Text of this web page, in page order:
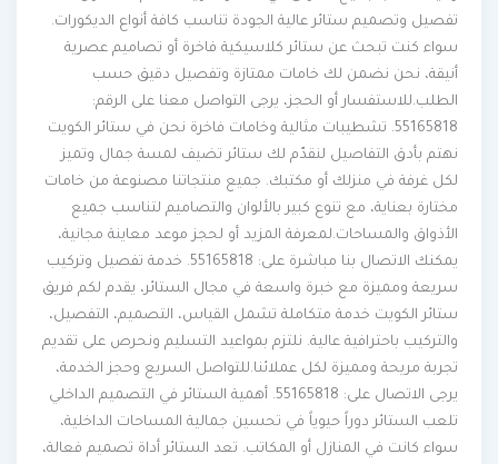
تفصيل وتصميم ستائر عالية الجودة تناسب كافة أنواع الديكورات.
سواء كنت تبحث عن ستائر كلاسيكية فاخرة أو تصاميم عصرية
أنيقة، نحن نضمن لك خامات ممتازة وتفصيل دقيق حسب
الطلب.للاستفسار أو الحجز، يرجى التواصل معنا على الرقم:
55165818. تشطيبات مثالية وخامات فاخرة نحن في ستائر الكويت
نهتم بأدق التفاصيل لنقدّم لك ستائر تضيف لمسة جمال وتميز
لكل غرفة في منزلك أو مكتبك. جميع منتجاتنا مصنوعة من خامات
مختارة بعناية، مع تنوع كبير بالألوان والتصاميم لتناسب جميع
الأذواق والمساحات.لمعرفة المزيد أو لحجز موعد معاينة مجانية،
يمكنك الاتصال بنا مباشرة على: 55165818. خدمة تفصيل وتركيب
سريعة ومميزة مع خبرة واسعة في مجال الستائر، يقدم لكم فريق
ستائر الكويت خدمة متكاملة تشمل القياس، التصميم، التفصيل،
والتركيب باحترافية عالية. نلتزم بمواعيد التسليم ونحرص على تقديم
تجربة مريحة ومميزة لكل عملائنا.للتواصل السريع وحجز الخدمة،
يرجى الاتصال على: 55165818. أهمية الستائر في التصميم الداخلي
تلعب الستائر دوراً حيوياً في تحسين جمالية المساحات الداخلية،
سواء كانت في المنازل أو المكاتب. تعد الستائر أداة تصميم فعالة،